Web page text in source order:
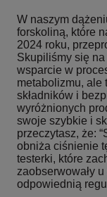
W naszym
forskoliną, które
2024 roku,
Skupiliśmy się
wsparcie w
metabolizmu, ale
składników i
wyróżnionych
swoje szybkie i
przeczytasz, że:
obniża ciśnienie
testerki, które
zaobserwowały
odpowiednią